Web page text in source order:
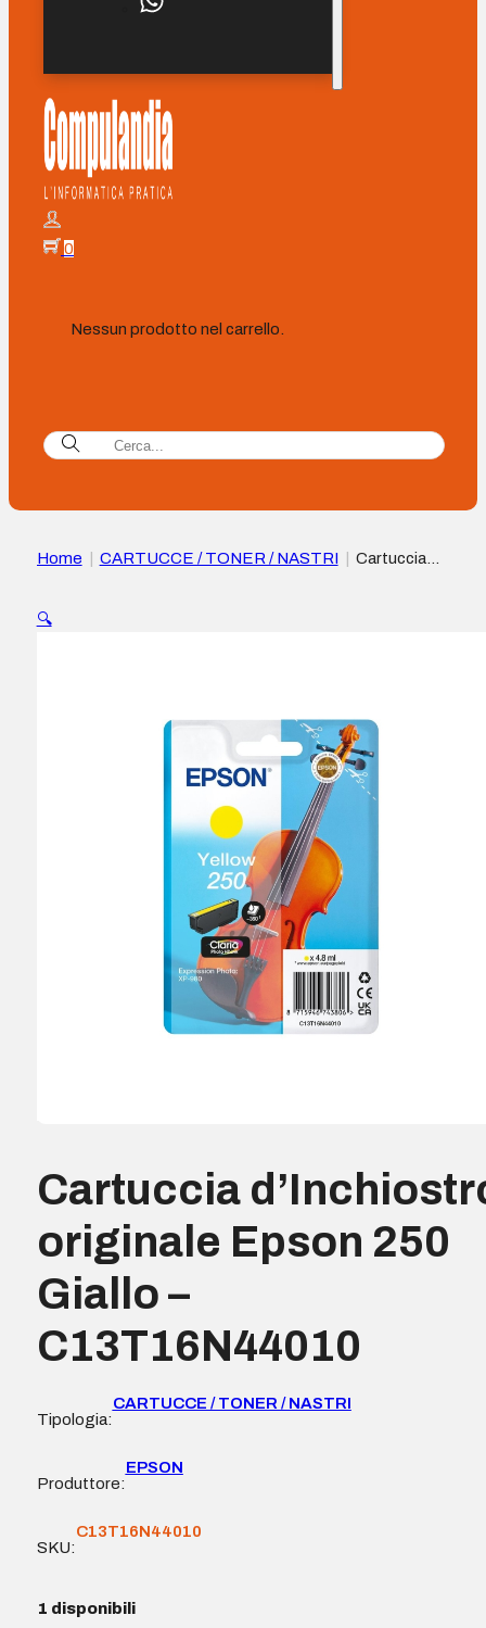
0
Nessun prodotto nel carrello.
Home CARTUCCE / TONER / NASTRI
Cartuccia
🔍
Cartuccia
originale Epson 250
Giallo –
C13T16N44010
Tipologia:
CARTUCCE / TONER / NASTRI
Produttore:
EPSON
SKU:
C13T16N44010
1 disponibili